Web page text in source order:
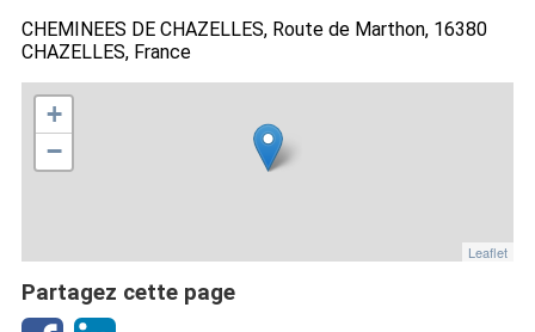
CHEMINEES DE CHAZELLES, Route de Marthon, 16380
CHAZELLES, France
+
−
Leaflet
Partagez cette page